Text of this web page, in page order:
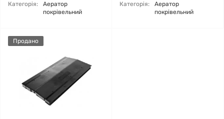
Категорія:
Аератор
покрівельний
Категорія:
Аератор
покрівельний
Продано